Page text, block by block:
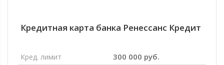
Кредитная карта банка Ренессанс Кредит
Кред. лимит 300 000 руб.